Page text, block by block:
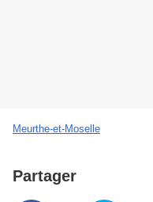
Meurthe-et-Moselle
Partager